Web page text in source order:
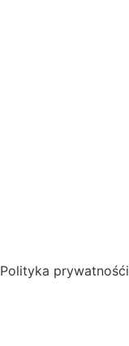
Polityka prywatnośći